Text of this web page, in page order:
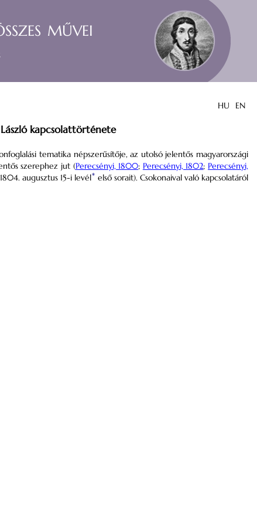
művei
HU EN
kapcsolattörténete
tematika népszerűsítője, az utolsó jelentős magyarországi
szerephez jut (Perecsényi, 1800; Perecsényi, 1802; Perecsényi,
augusztus 15-i levél* első sorait). Csokonaival való kapcsolatáról